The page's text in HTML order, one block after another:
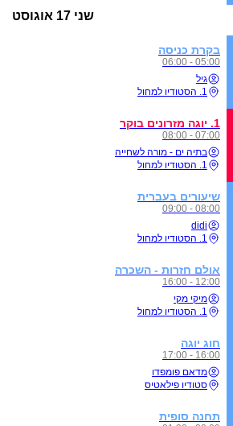
שני 17 אוגוסט
בקרת כניסה
05:00 - 06:00
גיל
1. הסטודיו למחול
1. יוגה מזרונים בוקר
07:00 - 08:00
בתיה ים - מורה לשחייה
1. הסטודיו למחול
שיעורים בעברית
08:00 - 09:00
didi
1. הסטודיו למחול
אולם חזרות - השכרה
12:00 - 16:00
מיקי מקי
1. הסטודיו למחול
חוג יוגה
16:00 - 17:00
מדאם פומפדו
סטודיו פילאטיס
תחנה סופית